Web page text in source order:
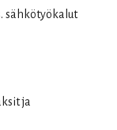
sähkötyökalut
ja